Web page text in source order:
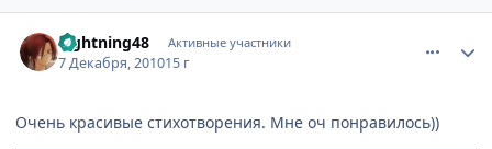
Lightning48 Активные участники
7 Декабря, 201015 г
Очень красивые стихотворения. Мне оч понравилось))